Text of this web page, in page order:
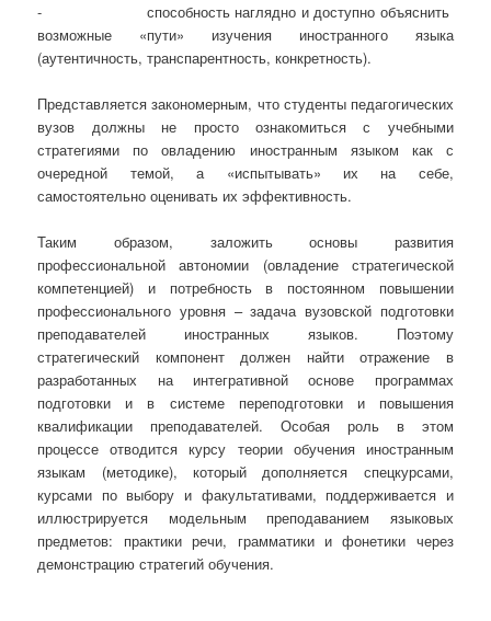
- способность наглядно и доступно объяснить
возможные «пути» изучения иностранного языка
(аутентичность, транспарентность, конкретность).
Представляется закономерным, что студенты педагогических
вузов должны не просто ознакомиться с учебными
стратегиями по овладению иностранным языком как с
очередной темой, а «испытывать» их на себе,
самостоятельно оценивать их эффективность.
Таким образом, заложить основы развития
профессиональной автономии (овладение стратегической
компетенцией) и потребность в постоянном повышении
профессионального уровня – задача вузовской подготовки
преподавателей иностранных языков. Поэтому
стратегический компонент должен найти отражение в
разработанных на интегративной основе программах
подготовки и в системе переподготовки и повышения
квалификации преподавателей. Особая роль в этом
процессе отводится курсу теории обучения иностранным
языкам (методике), который дополняется спецкурсами,
курсами по выбору и факультативами, поддерживается и
иллюстрируется модельным преподаванием языковых
предметов: практики речи, грамматики и фонетики через
демонстрацию стратегий обучения.